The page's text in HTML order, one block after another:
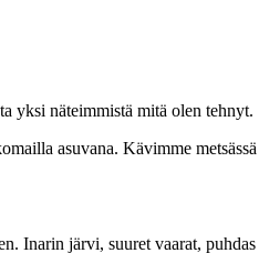
yksi näteimmistä mitä olen tehnyt.
asuvana. Kävimme
Inarin järvi, suuret vaarat,